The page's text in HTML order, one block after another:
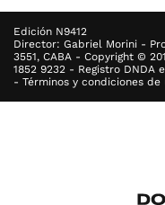
Edición N9412
Director: Gabriel Morini -
3551, CABA - Copyright ©
1852 9232 - Registro DNDA
- Términos y condiciones de